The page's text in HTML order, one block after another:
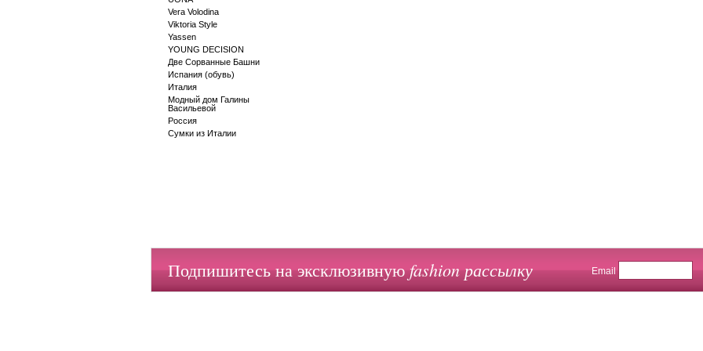
Vera Volodina
Viktoria Style
Yassen
YOUNG DECISION
Две Сорванные Башни
Испания (обувь)
Италия
Модный дом Галины
Васильевой
Россия
Сумки из Италии
Подпишитесь на эксклюзивнуюfashion рассылку Email